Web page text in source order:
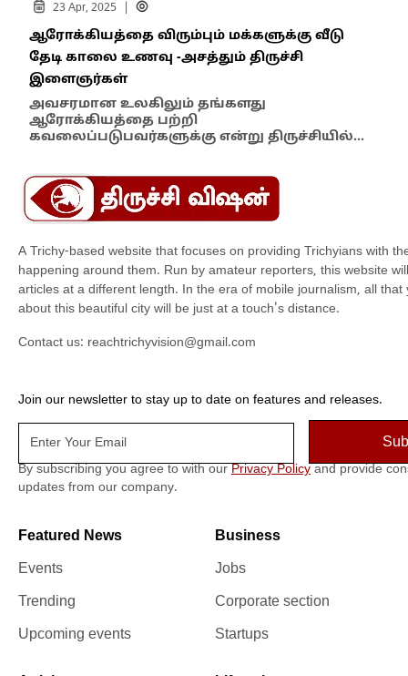
23 Apr, 2025
ஆரோக்கியத்தை விரும்பும் மக்களுக்கு வீடு
தேடி காலை உணவு -அசத்தும் திருச்சி
இளைஞர்கள்
அவசரமான உலகிலும் தங்களது
ஆரோக்கியத்தை பற்றி
கவலைப்படுபவர்களுக்கு என்று திருச்சியில்…
A Trichy-based website that focuses on providing Trichyians with
happening around them. Run by amateur reporters, this website
articles at a different length. In the era of mobile journalism, all that
about this beautiful city will be just at a touch's distance.
Contact us: reachtrichyvision@gmail.com
Join our newsletter to stay up to date on features and releases.
By subscribing you agree to with our Privacy Policy and provide
updates from our company.
Featured News
Events
Trending
Upcoming events
Business
Jobs
Corporate section
Startups